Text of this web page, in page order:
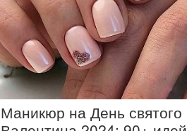
Маникюр на День святого